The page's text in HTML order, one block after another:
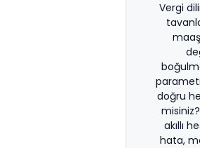
Vergi
doğru
akıllı
hata,